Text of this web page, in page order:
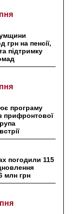
грн на пенсії,
підтримку
програму
прифронтової
погодили 115
млн грн